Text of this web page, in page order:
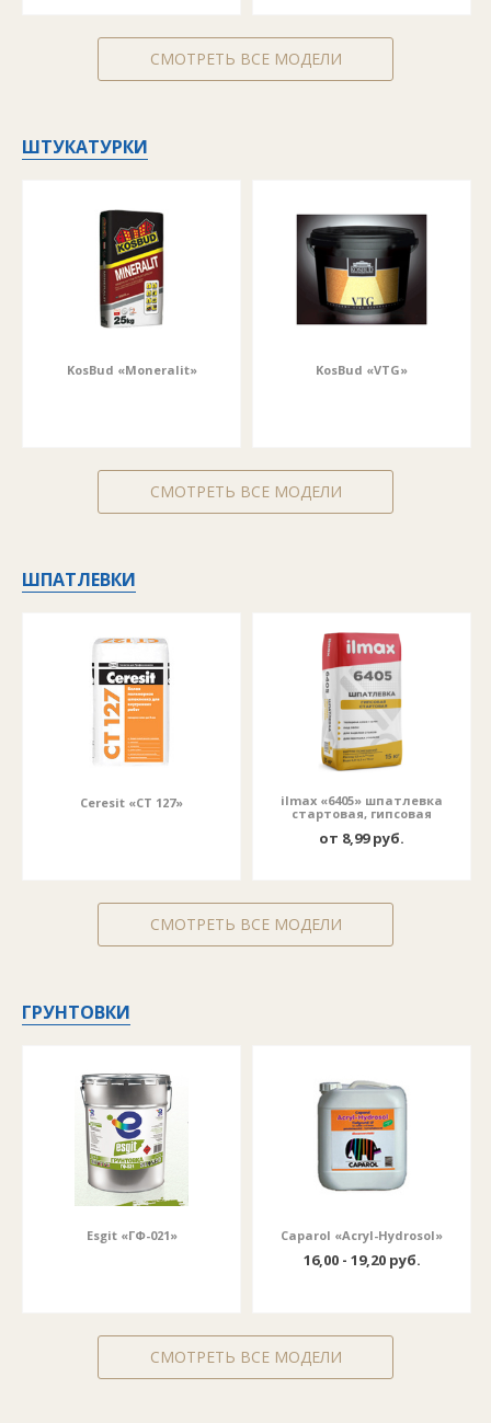
СМОТРЕТЬ ВСЕ МОДЕЛИ
ШТУКАТУРКИ
KosBud «Moneralit» KosBud «VTG»
СМОТРЕТЬ ВСЕ МОДЕЛИ
ШПАТЛЕВКИ
Ceresit «CT 127»
ilmax «6405» шпатлевка
стартовая, гипсовая
от 8,99 руб.
СМОТРЕТЬ ВСЕ МОДЕЛИ
ГРУНТОВКИ
Esgit «ГФ-021» Caparol «Acryl-Hydrosol»
16,00 - 19,20 руб.
СМОТРЕТЬ ВСЕ МОДЕЛИ